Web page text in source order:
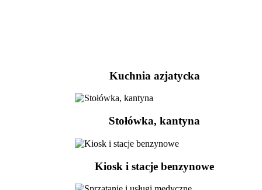
Kuchnia azjatycka
Stołówka, kantyna
Kiosk i stacje benzynowe